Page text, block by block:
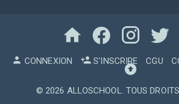
CONNEXION S'INSCRIRE CGU
© 2026 ALLOSCHOOL. TOUS